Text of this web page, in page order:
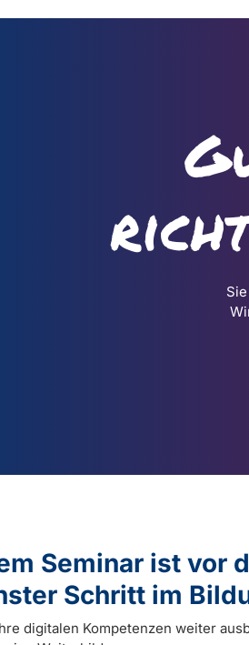
Seminar ist vor
Schritt im
digitalen Kompetenzen weiter